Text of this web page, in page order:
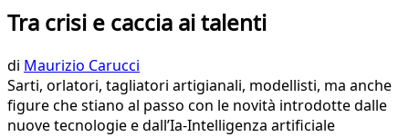
Tra crisi e caccia ai talenti
di Maurizio Carucci
Sarti, orlatori, tagliatori artigianali, modellisti, ma anche
figure che stiano al passo con le novità introdotte dalle
nuove tecnologie e dall’Ia-Intelligenza artificiale